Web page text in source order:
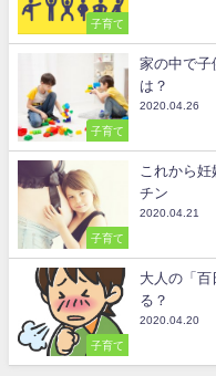
子育て
子育て
家の中で子
は？
2020.04.26
子育て
これから
チン
2020.04.21
子育て
大人の「百
る？
2020.04.20